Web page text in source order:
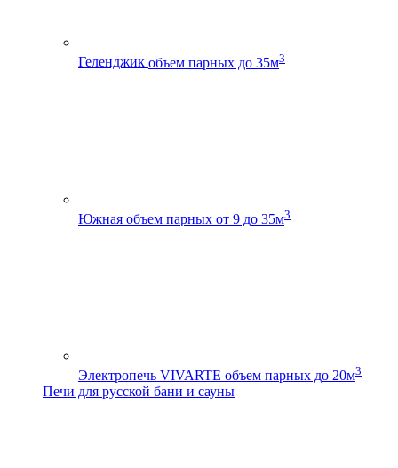
Геленджик объем парных до 35м3
Южная объем парных от 9 до 35м3
Электропечь VIVARTE объем парных до 20м3
Печи для русской бани и сауны